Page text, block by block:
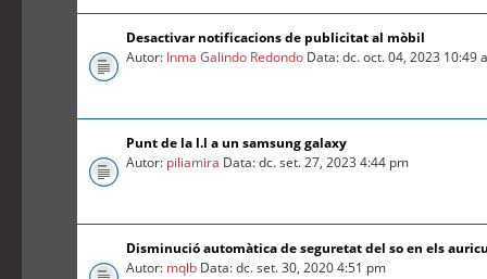
Desactivar notificacions de publicitat al mòbil
Autor: Inma Galindo Redondo Data: dc. oct. 04, 2023 10:49
Punt de la l.l a un samsung galaxy
Autor: piliamira Data: dc. set. 27, 2023 4:44 pm
Disminució automàtica de seguretat del so en els
Autor: mqlb Data: dc. set. 30, 2020 4:51 pm